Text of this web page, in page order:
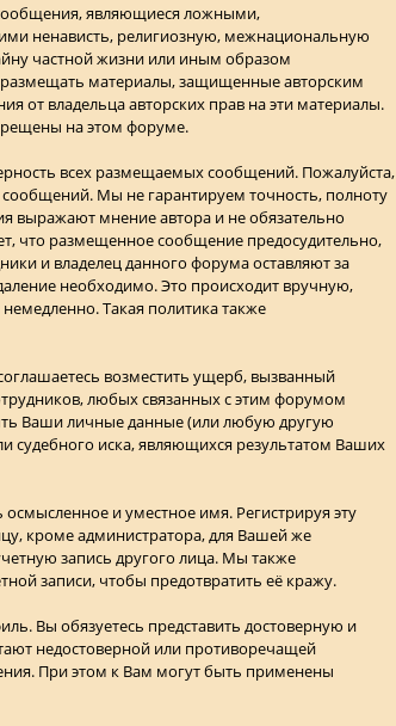
являющиеся ложными,
ненависть, религиозную, межнациональную
частной жизни или иным образом
материалы, защищенные авторским
от владельца авторских прав на эти материалы.
на этом форуме.
всех размещаемых сообщений. Пожалуйста,
Мы не гарантируем точность, полноту
выражают мнение автора и не обязательно
что размещенное сообщение предосудительно,
и владелец данного форума оставляют за
необходимо. Это происходит вручную,
Такая политика также
возместить ущерб, вызванный
любых связанных с этим форумом
Ваши личные данные (или любую другую
иска, являющихся результатом Ваших
и уместное имя. Регистрируя эту
кроме администратора, для Вашей же
запись другого лица. Мы также
записи, чтобы предотвратить её кражу.
Вы обязуетесь представить достоверную и
недостоверной или противоречащей
При этом к Вам могут быть применены